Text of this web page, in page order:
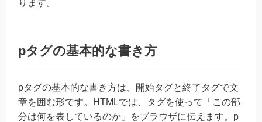
ります。
pタグの基本的な書き方
pタグの基本的な書き方は、開始タグと終了タグで文
章を囲む形です。HTMLでは、タグを使って「この部
分は何を表しているのか」をブラウザに伝えます。p